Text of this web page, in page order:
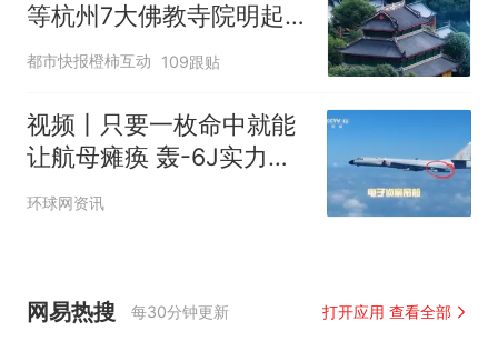
等杭州7大佛教寺院明起
临时关闭，别跑空了
都市快报橙柿互动 109跟贴
视频丨只要一枚命中就能
让航母瘫痪 轰-6J实力有
多强？
环球网资讯
网易热搜 每30分钟更新 打开应用 查看全部